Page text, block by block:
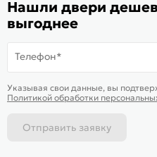
В корзину-3 545₽
Пользовательское соглашение
Политика обработки
Карта сайта
Нашли двери
выгоднее
Телефон*
Указывая свои данные, вы
Политикой обработки
Отправить заявку